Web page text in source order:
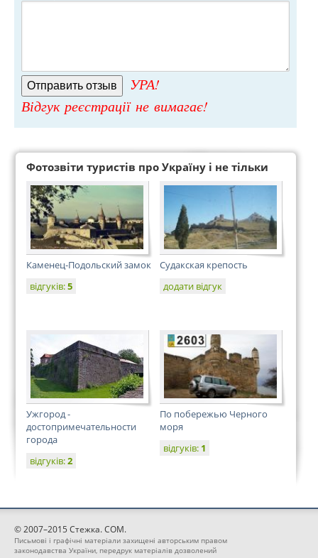
УРА!
Відгук реєстрації не вимагає!
Фотозвіти туристів про Україну і не тільки
Каменец-Подольский замок
відгуків:5
Судакская крепость
додати відгук
Ужгород -
достопримечательности
города
відгуків:2
По побережью Черного
моря
відгуків: 1
© 2007–2015 Стежка. COM.
Письмові і графічні матеріали захищені авторським правом
законодавства України, передрук матеріалів дозволений